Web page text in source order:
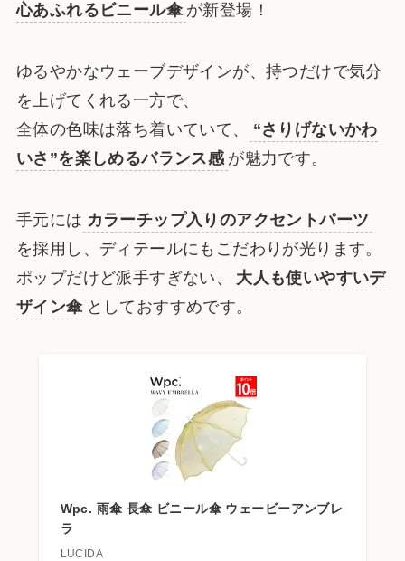
心あふれるビニール傘 が新登場！
ゆるやかなウェーブデザインが、持つだけで気分
を上げてくれる一方で、
全体の色味は落ち着いていて、
“さりげないかわ
いさ”を楽しめるバランス感 が魅力です。
手元には カラーチップ入りのアクセントパーツ
を採用し、ディテールにもこだわりが光ります。
ポップだけど派手すぎない、
大人も使いやすいデ
ザイン傘 としておすすめです。
Wpc. 雨傘 長傘 ビニール傘 ウェービーアンブレ
ラ
LUCIDA